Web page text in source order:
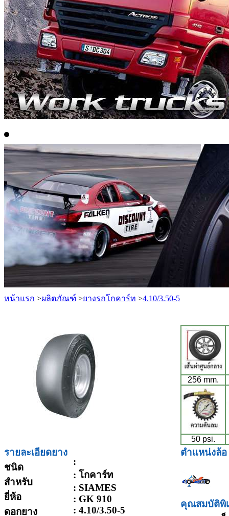
หน้าแรก >ผลิตภัณฑ์ >ยางรถโกคาร์ท >4.10/3.50-5
256 mm.
50 psi.
รายละเอียดยาง
ชนิด
สำหรับ
ยี่ห้อ
ดอกยาง
:
: โกคาร์ท
: SIAMES
: GK 910
: 4.10/3.50-5
ตำแหน่งล้อ
คุณสมบัติพิ